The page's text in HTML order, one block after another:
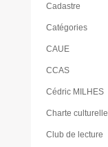
Cadastre
Catégories
CAUE
CCAS
Cédric MILHES
Charte culturelle
Club de lecture